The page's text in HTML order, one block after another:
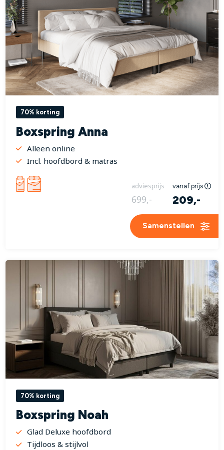
70% korting
Boxspring Anna
Alleen online
Incl. hoofdbord & matras
adviesprijs vanaf prijs
699,- 209,-
Samenstellen
70% korting
Boxspring Noah
Glad Deluxe hoofdbord
Tijdloos & stijlvol